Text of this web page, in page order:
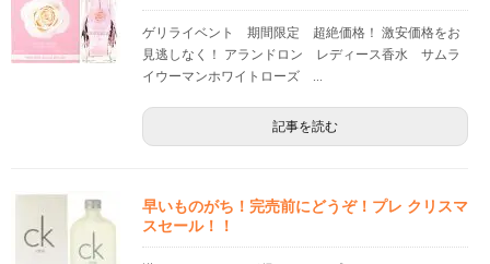
ゲリライベント 期間限定 超絶価格！ 激安価格をお
見逃しなく！ アランドロン レディース香水 サムラ
イウーマンホワイトローズ ...
記事を読む
早いものがち！完売前にどうぞ！プレ クリスマ
スセール！！